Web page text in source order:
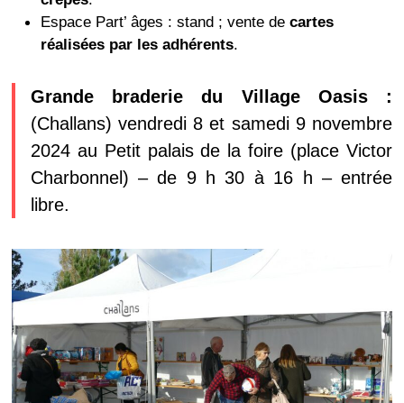
Espace Part’ âges : stand ; vente de cartes
réalisées par les adhérents.
Grande braderie du Village Oasis :
(Challans) vendredi 8 et samedi 9 novembre
2024 au Petit palais de la foire (place Victor
Charbonnel) – de 9 h 30 à 16 h – entrée
libre.